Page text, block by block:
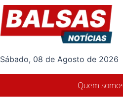
Sábado, 08 de Agosto de 2026
Quem